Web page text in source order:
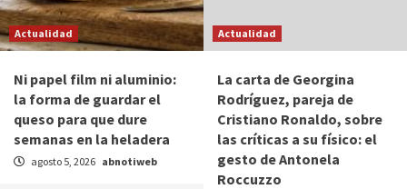
Actualidad
Ni papel film ni aluminio:
la forma de guardar el
queso para que dure
semanas en la heladera
agosto 5, 2026 abnotiweb
Actualidad
La carta de Georgina
Rodríguez, pareja de
Cristiano Ronaldo, sobre
las críticas a su físico: el
gesto de Antonela
Roccuzzo